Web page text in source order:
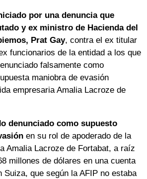
por una denuncia que
y ex ministro de Hacienda del
Prat Gay, contra el ex titular
funcionarios de la entidad a los que
falsamente como
maniobra de evasión
empresaria Amalia Lacroze de
denunciado como supuesto
en su rol de apoderado de la
Amalia Lacroze de Fortabat, a raíz
millones de dólares en una cuenta
Suiza, que según la AFIP no estaba